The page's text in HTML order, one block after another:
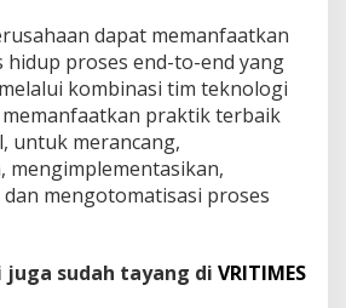
dapat memanfaatkan
hidup proses end-to-end yang
kombinasi tim teknologi
praktik terbaik
untuk merancang,
mengimplementasikan,
mengotomatisasi proses
juga sudah tayang di VRITIMES